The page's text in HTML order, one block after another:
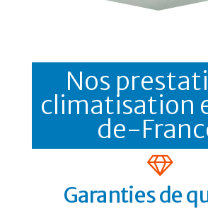
Nos
climatisation
de-
Garanties de